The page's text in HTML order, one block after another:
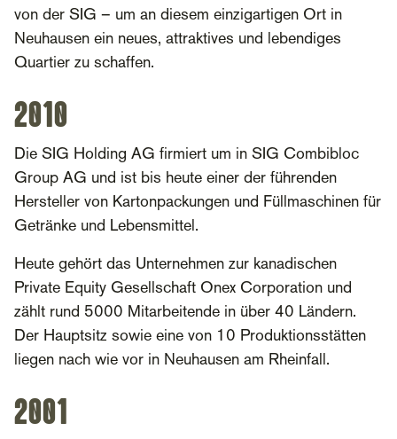
von der SIG – um an diesem einzigartigen Ort in
Neuhausen ein neues, attraktives und lebendiges
Quartier zu schaffen.
2010
Die SIG Holding AG firmiert um in SIG Combibloc
Group AG und ist bis heute einer der führenden
Hersteller von Kartonpackungen und Füllmaschinen für
Getränke und Lebensmittel.
Heute gehört das Unternehmen zur kanadischen
Private Equity Gesellschaft Onex Corporation und
zählt rund 5000 Mitarbeitende in über 40 Ländern.
Der Hauptsitz sowie eine von 10 Produktionsstätten
liegen nach wie vor in Neuhausen am Rheinfall.
2001